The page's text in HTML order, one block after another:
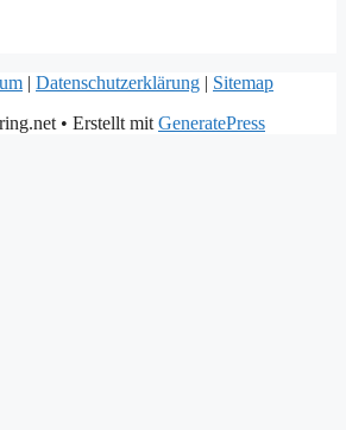
| Datenschutzerklärung | Sitemap
• Erstellt mit GeneratePress